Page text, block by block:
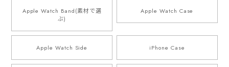
Apple Watch Band(素材で選
ぶ)
Apple Watch Case
Apple Watch Side iPhone Case